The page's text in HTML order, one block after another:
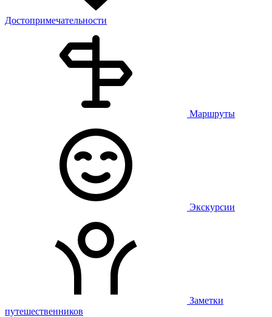
Достопримечательности
Маршруты
Экскурсии
Заметки
путешественников